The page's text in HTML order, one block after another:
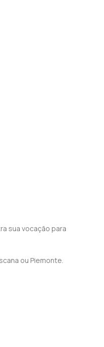
sua vocação para
ou Piemonte.